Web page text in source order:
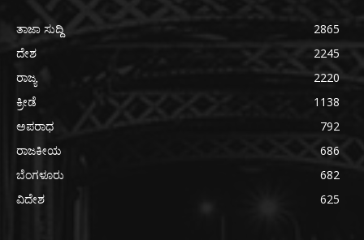
ತಾಜಾ ಸುದ್ದಿ
2865
ದೇಶ
2245
ರಾಜ್ಯ
2220
ಕ್ರೀಡೆ
1138
ಅಪರಾಧ
792
ರಾಜಕೀಯ
686
ಬೆಂಗಳೂರು
682
ವಿದೇಶ
625